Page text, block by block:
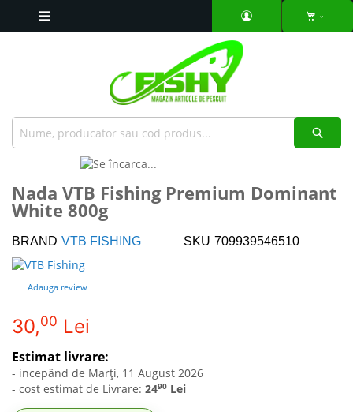
the
end
the
images
gallery
to
the
of
the
images
gallery
Nada VTB Fishing Premium Dominant
White 800g
BRAND VTB FISHING SKU 709939546510
Adauga review
30,00 Lei
Estimat livrare:
- incepând de Marți, 11 August 2026
- cost estimat de Livrare: 2490 Lei